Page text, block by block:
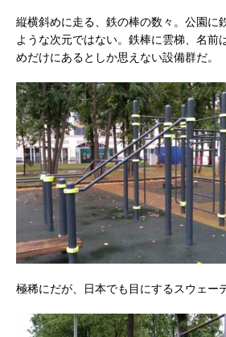
縦横斜めに走る、鉄の棒の数々。公園に
ような次元ではない。鉄棒に雲梯、名前
めだけにあるとしか思えない設備群だ。
極稀にだが、日本でも目にするスウェー